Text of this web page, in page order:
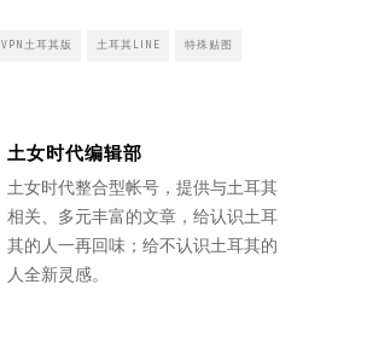
VPN土耳其版 土耳其LINE 特殊贴图
土女时代编辑部
土女时代整合型帐号，提供与土耳其
相关、多元丰富的文章，给认识土耳
其的人一再回味；给不认识土耳其的
人全新灵感。